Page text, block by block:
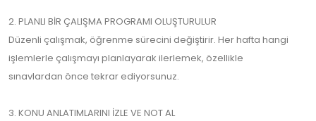
2. PLANLI BİR ÇALIŞMA PROGRAMI OLUŞTURULUR
Düzenli çalışmak, öğrenme sürecini değiştirir. Her hafta hangi
işlemlerle çalışmayı planlayarak ilerlemek, özellikle
sınavlardan önce tekrar ediyorsunuz.
3. KONU ANLATIMLARINI İZLE VE NOT AL